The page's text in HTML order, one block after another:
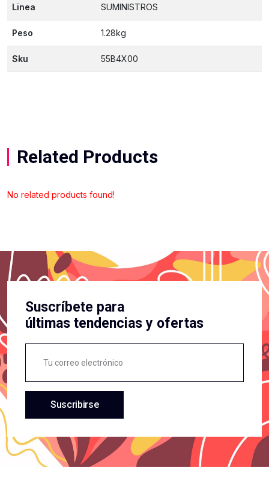
Linea SUMINISTROS
Peso 1.28kg
Sku 55B4X00
Related Products
No related products found!
Suscríbete para
últimas tendencias y ofertas
Suscribirse